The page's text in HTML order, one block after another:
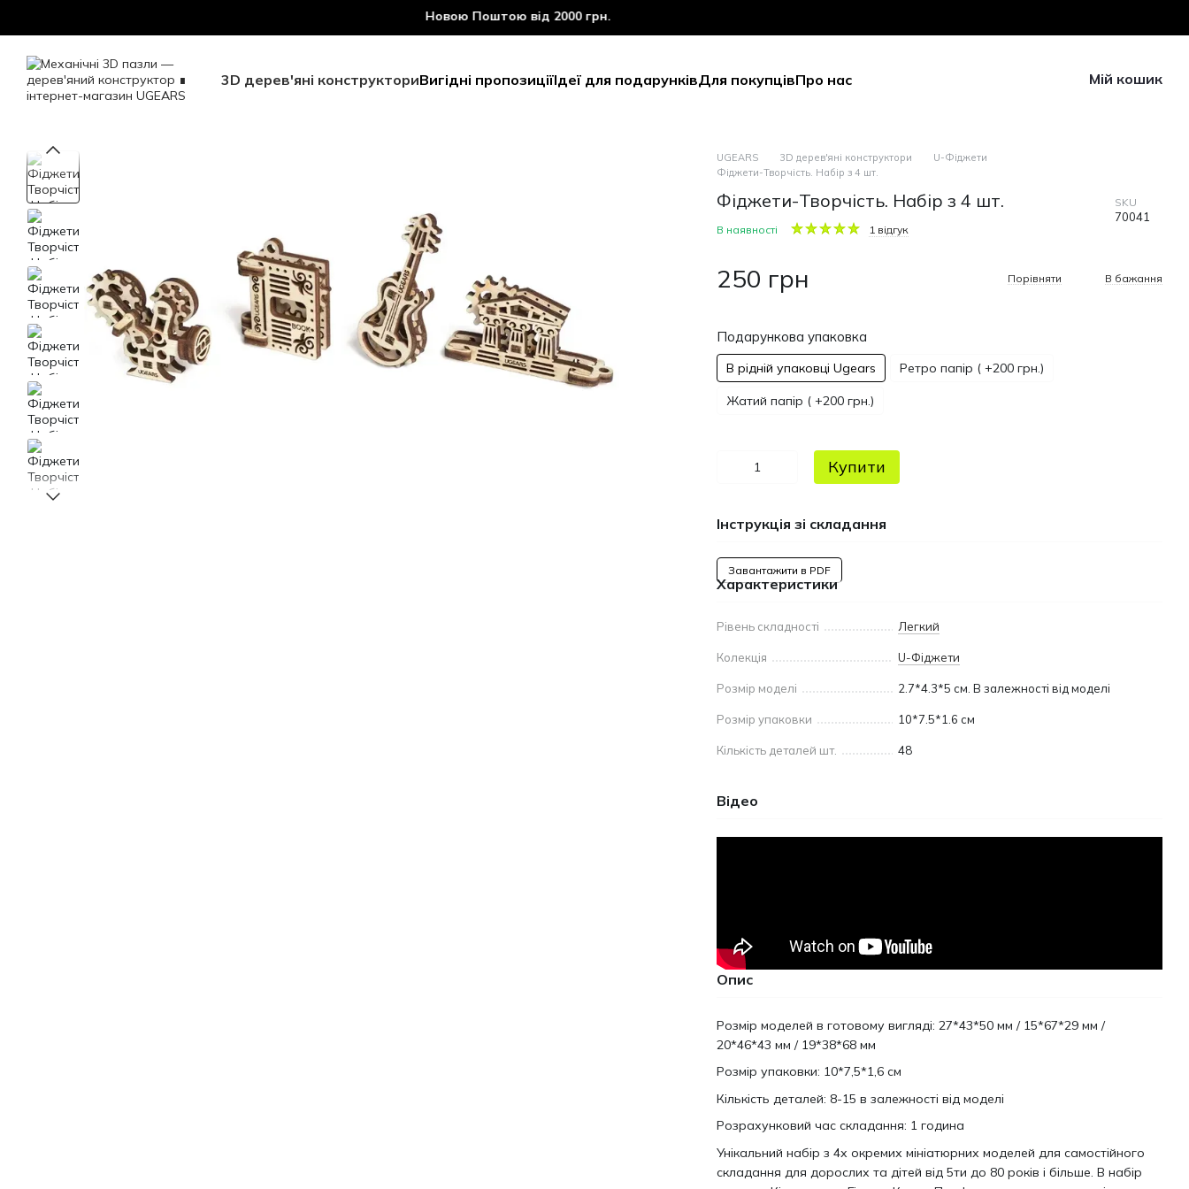
Безкоштовна доставка Новою Поштою від 2000 грн.
3D дерев'яні конструкториВигідні пропозиціїІдеї для подарунківДля покупцівПро нас Мій кошик
UGEARS 3D дерев'яні конструктори
U-Фіджети
Фіджети-Творчість. Набір з 4 шт.
Фіджети-Творчість. Набір з 4 шт. SKU
70041
В наявності 1 відгук
250 грн Порівняти В бажання
Подарункова упаковка
В рідній упаковці Ugears Ретро папір ( +200 грн.)
Жатий папір ( +200 грн.)
Купити
Інструкція зі складання
Завантажити в PDF
Характеристики
Рівень складності Легкий
Колекція U-Фіджети
Розмір моделі 2.7*4.3*5 см. В залежності від моделі
Розмір упаковки 10*7.5*1.6 см
Кількість деталей шт. 48
Відео
Опис
Розмір моделей в готовому вигляді: 27*43*50 мм / 15*67*29 мм /
20*46*43 мм / 19*38*68 мм
Розмір упаковки: 10*7,5*1,6 см
Кількість деталей: 8-15 в залежності від моделі
Розрахунковий час складання: 1 година
Унікальний набір з 4х окремих мініатюрних моделей для самостійного
складання для дорослих та дітей від 5ти до 80 років і більше. В набір